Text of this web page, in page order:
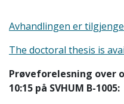
Avhandlingen er
The doctoral thesis is
Prøveforelesning over
10:15 på SVHUM B-1005: